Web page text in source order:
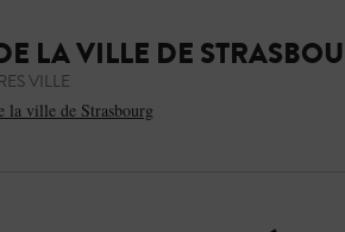
LA VILLE DE
VILLE
la ville de Strasbourg